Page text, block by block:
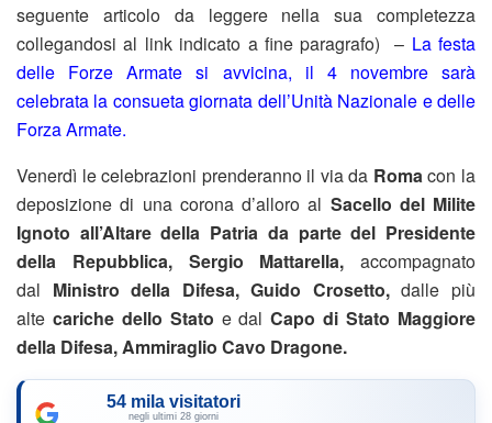
seguente articolo da leggere nella sua completezza
collegandosi al link indicato a fine paragrafo) – La festa
delle Forze Armate si avvicina, il 4 novembre sarà
celebrata la consueta giornata dell’Unità Nazionale e delle
Forza Armate.
Venerdì le celebrazioni prenderanno il via da Romacon la
deposizione di una corona d’alloro al Sacello del Milite
Ignoto all’Altare della Patria da parte del Presidente
della Repubblica, Sergio Mattarella, accompagnato
dal Ministro della Difesa, Guido Crosetto,dalle più
alte cariche dello Stato e dalCapo di Stato Maggiore
della Difesa, Ammiraglio Cavo Dragone.
54 mila visitatori
negli ultimi 28 giorni